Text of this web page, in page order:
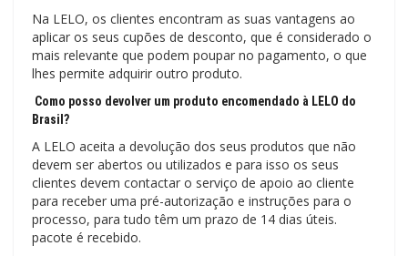
Na LELO, os clientes encontram as suas vantagens ao
aplicar os seus cupões de desconto, que é considerado o
mais relevante que podem poupar no pagamento, o que
lhes permite adquirir outro produto.
Como posso devolver um produto encomendado à LELO do
Brasil?
A LELO aceita a devolução dos seus produtos que não
devem ser abertos ou utilizados e para isso os seus
clientes devem contactar o serviço de apoio ao cliente
para receber uma pré-autorização e instruções para o
processo, para tudo têm um prazo de 14 dias úteis.
pacote é recebido.